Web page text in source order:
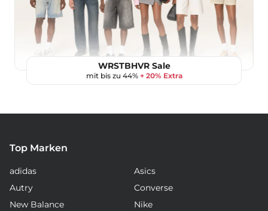
WRSTBHVR Sale
mit bis zu 44% + 20% Extra
Top Marken
adidas
Asics
Autry
Converse
New Balance
Nike